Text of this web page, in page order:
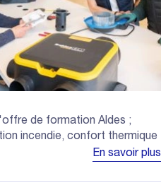
de formation Aldes ;
incendie, confort thermique
En savoir plus